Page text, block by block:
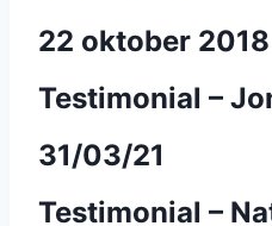
22 oktober 2018
Testimonial –
31/03/21
Testimonial –